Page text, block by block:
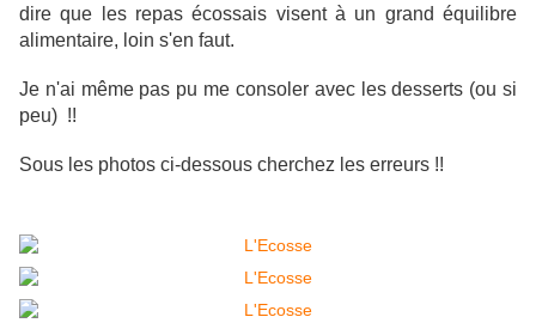
dire que les repas écossais visent à un grand équilibre
alimentaire, loin s'en faut.
Je n'ai même pas pu me consoler avec les desserts (ou si
peu) !!
Sous les photos ci-dessous cherchez les erreurs !!